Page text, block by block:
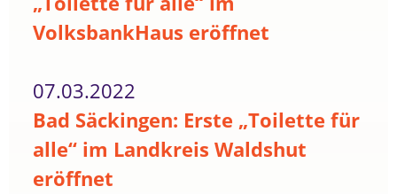
VolksbankHaus eröffnet
07.03.2022
Bad Säckingen: Erste „Toilette für
alle“ im Landkreis Waldshut
eröffnet